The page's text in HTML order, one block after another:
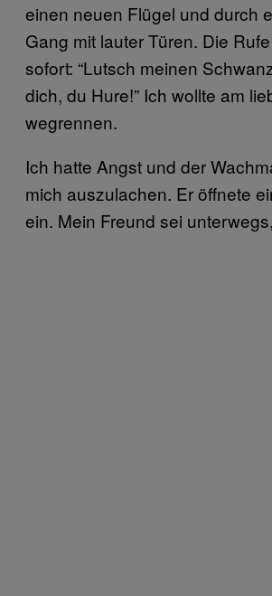
einen neuen Flügel und durch
Gang mit lauter Türen. Die
sofort: “Lutsch meinen
dich, du Hure!” Ich wollte am
wegrennen.
Ich hatte Angst und der
mich auszulachen. Er öffnete
ein. Mein Freund sei